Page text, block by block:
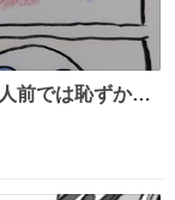
前では恥ずかし
いませんか✋️